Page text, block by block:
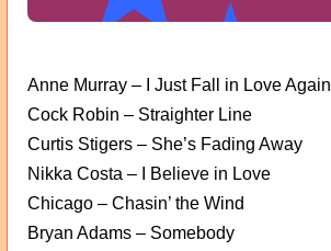
Anne Murray – I Just Fall in Love Again
Cock Robin – Straighter Line
Curtis Stigers – She’s Fading Away
Nikka Costa – I Believe in Love
Chicago – Chasin’ the Wind
Bryan Adams – Somebody